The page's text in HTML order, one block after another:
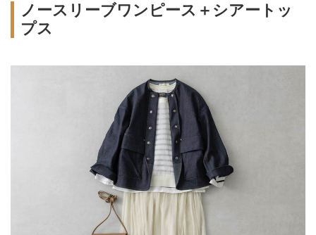
ノースリーブワンピース＋シアートッ
プス